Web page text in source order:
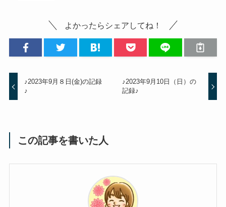
よかったらシェアしてね！
♪2023年9月８日(金)の記録
♪
♪2023年9月10日（日）の
記録♪
この記事を書いた人